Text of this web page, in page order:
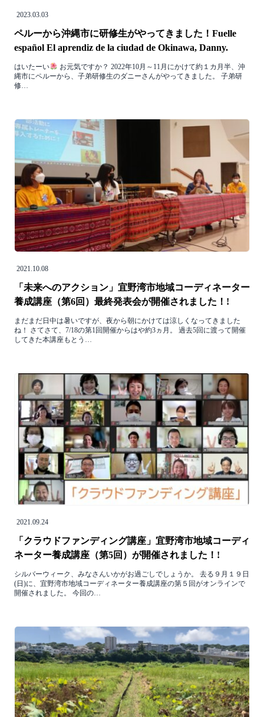
2023.03.03
ペルーから沖縄市に研修生がやってきました！Fuelle
español El aprendiz de la ciudad de Okinawa, Danny.
はいたーい
お元気ですか？ 2022年10月～11月にかけて約１カ月半、沖
縄市にペルーから、子弟研修生のダニーさんがやってきました。 子弟研
修…
2021.10.08
「未来へのアクション」宜野湾市地域コーディネーター
養成講座（第6回）最終発表会が開催されました！!
まだまだ日中は暑いですが、夜から朝にかけては涼しくなってきました
ね！ さてさて、7/18の第1回開催からはや約3ヵ月。 過去5回に渡って開催
してきた本講座もとう…
2021.09.24
「クラウドファンディング講座」宜野湾市地域コーディ
ネーター養成講座（第5回）が開催されました！!
シルバーウィーク、みなさんいかがお過ごしでしょうか。 去る９月１９日
(日)に、宜野湾市地域コーディネーター養成講座の第５回がオンラインで
開催されました。 今回の…